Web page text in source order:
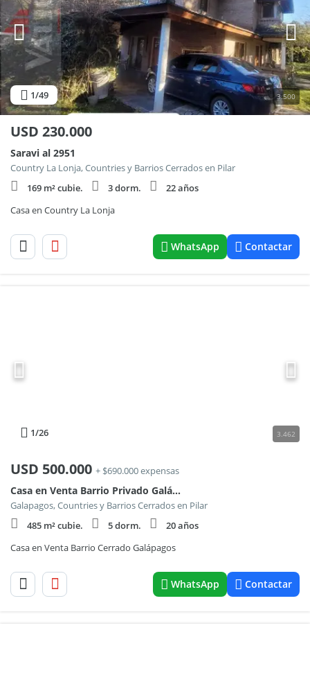
1/49 3.500
USD 230.000
Saravi al 2951
Country La Lonja, Countries y Barrios Cerrados en Pilar
169 m² cubie.
3 dorm.
22 años
Casa en Country La Lonja
WhatsApp Contactar
1/26 3.462
USD 500.000 + $690.000 expensas
Casa en Venta Barrio Privado Galápagos
Galapagos, Countries y Barrios Cerrados en Pilar
485 m² cubie.
5 dorm.
20 años
Casa en Venta Barrio Cerrado Galápagos
WhatsApp Contactar